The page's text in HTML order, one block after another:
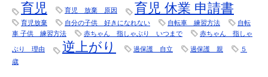
育児 育児 放棄 原因 育児 休業 申請書
育児放棄 自分の子供 好きになれない 自転車 練習方法
自転
車 子供 練習方法
赤ちゃん 指しゃぶり いつまで 赤ちゃん 指しゃ
ぶり 理由 逆上がり 過保護 自立 過保護 親
５
歳